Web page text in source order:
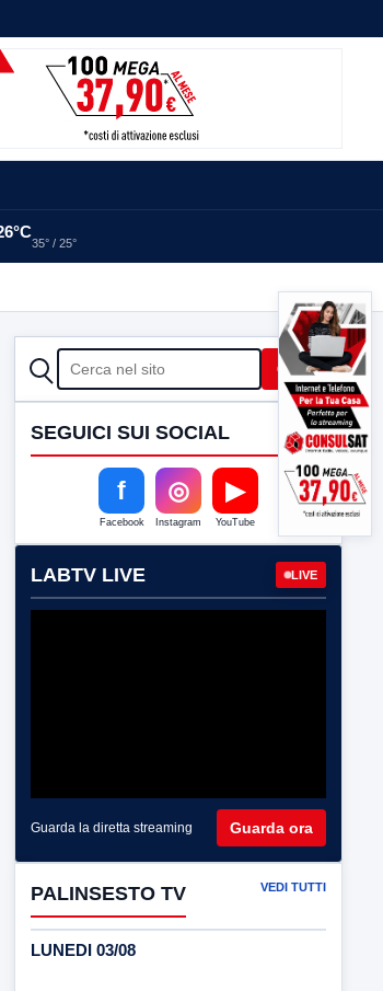
35° / 25°
CERCA Cerca
SEGUICI SUI SOCIAL
f
Facebook
◎
Instagram
▶
YouTube
LABTV LIVE LIVE
Guarda la diretta streaming Guarda ora
PALINSESTO TV VEDI TUTTI
LUNEDI 03/08